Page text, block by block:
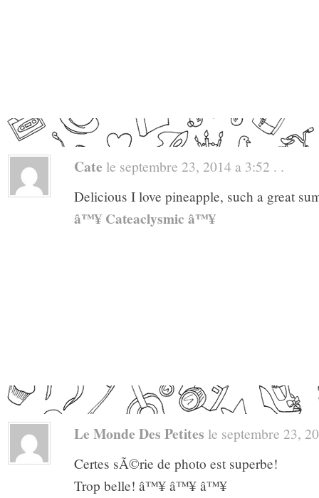
Cate le septembre 23, 2014 a 3:52 . .
Delicious I love pineapple, such a great
â™¥ Cateaclysmic â™¥
Le Monde Des Petites le septembre 23,
Certes sÃ©rie de photo est superbe!
Trop belle! â™¥ â™¥ â™¥